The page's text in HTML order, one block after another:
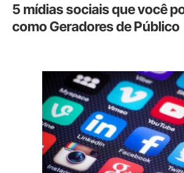
5 mídias sociais que você
como Geradores de Público